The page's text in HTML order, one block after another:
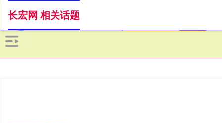
长宏网 相关话题